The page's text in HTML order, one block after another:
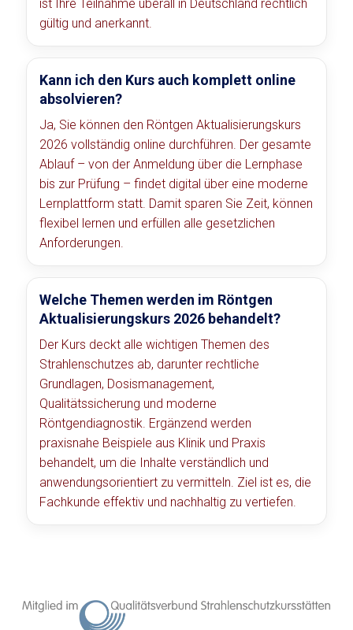
ist Ihre Teilnahme überall in Deutschland rechtlich
gültig und anerkannt.
Kann ich den Kurs auch komplett online
absolvieren?
Ja, Sie können den Röntgen Aktualisierungskurs
2026 vollständig online durchführen. Der gesamte
Ablauf – von der Anmeldung über die Lernphase
bis zur Prüfung – findet digital über eine moderne
Lernplattform statt. Damit sparen Sie Zeit, können
flexibel lernen und erfüllen alle gesetzlichen
Anforderungen.
Welche Themen werden im Röntgen
Aktualisierungskurs 2026 behandelt?
Der Kurs deckt alle wichtigen Themen des
Strahlenschutzes ab, darunter rechtliche
Grundlagen, Dosismanagement,
Qualitätssicherung und moderne
Röntgendiagnostik. Ergänzend werden
praxisnahe Beispiele aus Klinik und Praxis
behandelt, um die Inhalte verständlich und
anwendungsorientiert zu vermitteln. Ziel ist es, die
Fachkunde effektiv und nachhaltig zu vertiefen.